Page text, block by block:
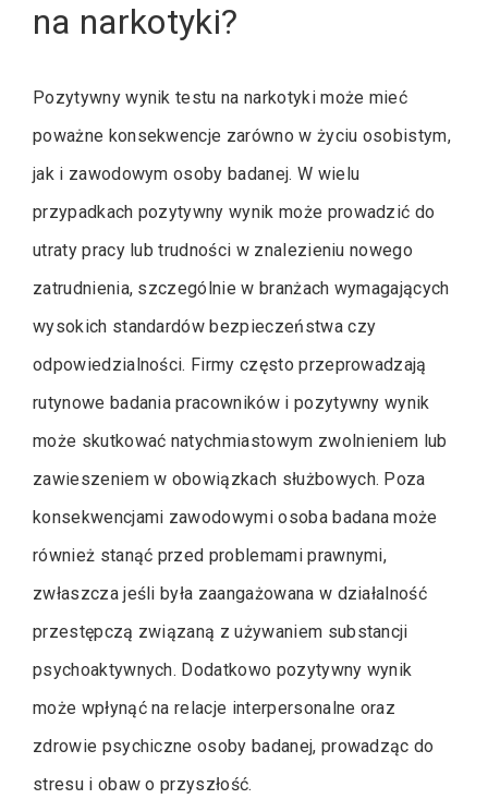
na narkotyki?
Pozytywny wynik testu na narkotyki może mieć
poważne konsekwencje zarówno w życiu osobistym,
jak i zawodowym osoby badanej. W wielu
przypadkach pozytywny wynik może prowadzić do
utraty pracy lub trudności w znalezieniu nowego
zatrudnienia, szczególnie w branżach wymagających
wysokich standardów bezpieczeństwa czy
odpowiedzialności. Firmy często przeprowadzają
rutynowe badania pracowników i pozytywny wynik
może skutkować natychmiastowym zwolnieniem lub
zawieszeniem w obowiązkach służbowych. Poza
konsekwencjami zawodowymi osoba badana może
również stanąć przed problemami prawnymi,
zwłaszcza jeśli była zaangażowana w działalność
przestępczą związaną z używaniem substancji
psychoaktywnych. Dodatkowo pozytywny wynik
może wpłynąć na relacje interpersonalne oraz
zdrowie psychiczne osoby badanej, prowadząc do
stresu i obaw o przyszłość.